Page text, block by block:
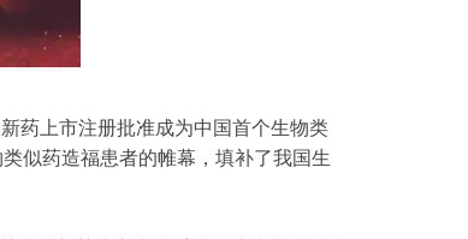
药上市注册批准成为中国首个生物类
似药造福患者的帷幕，填补了我国生